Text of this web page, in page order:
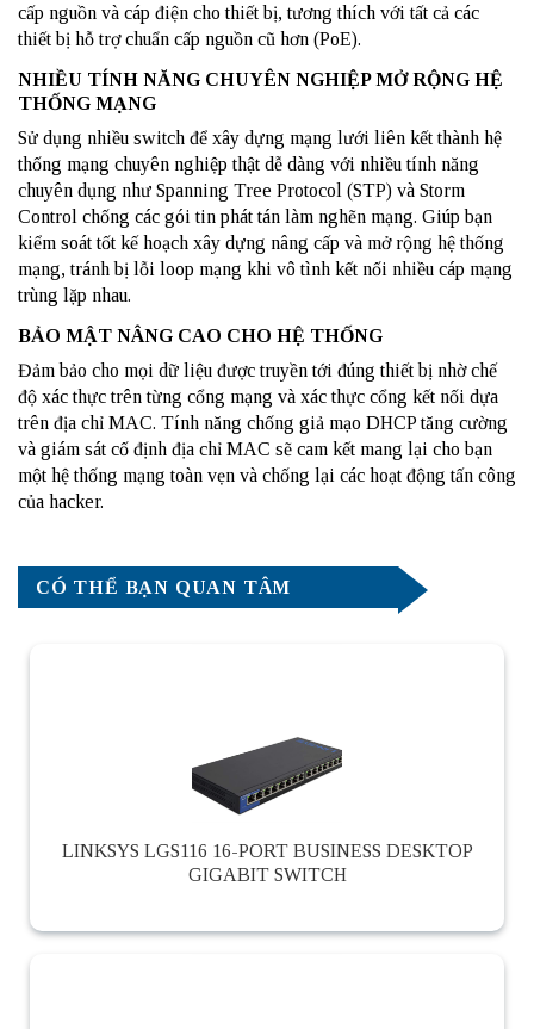
cấp nguồn và cáp điện cho thiết bị, tương thích với tất cả các
thiết bị hỗ trợ chuẩn cấp nguồn cũ hơn (PoE).
NHIỀU TÍNH NĂNG CHUYÊN NGHIỆP MỞ RỘNG HỆ
THỐNG MẠNG
Sử dụng nhiều switch để xây dựng mạng lưới liên kết thành hệ
thống mạng chuyên nghiệp thật dễ dàng với nhiều tính năng
chuyên dụng như Spanning Tree Protocol (STP) và Storm
Control chống các gói tin phát tán làm nghẽn mạng. Giúp bạn
kiểm soát tốt kế hoạch xây dựng nâng cấp và mở rộng hệ thống
mạng, tránh bị lỗi loop mạng khi vô tình kết nối nhiều cáp mạng
trùng lặp nhau.
BẢO MẬT NÂNG CAO CHO HỆ THỐNG
Đảm bảo cho mọi dữ liệu được truyền tới đúng thiết bị nhờ chế
độ xác thực trên từng cổng mạng và xác thực cổng kết nối dựa
trên địa chỉ MAC. Tính năng chống giả mạo DHCP tăng cường
và giám sát cố định địa chỉ MAC sẽ cam kết mang lại cho bạn
một hệ thống mạng toàn vẹn và chống lại các hoạt động tấn công
của hacker.
CÓ THỂ BẠN QUAN TÂM
LINKSYS LGS116 16-PORT BUSINESS DESKTOP
GIGABIT SWITCH